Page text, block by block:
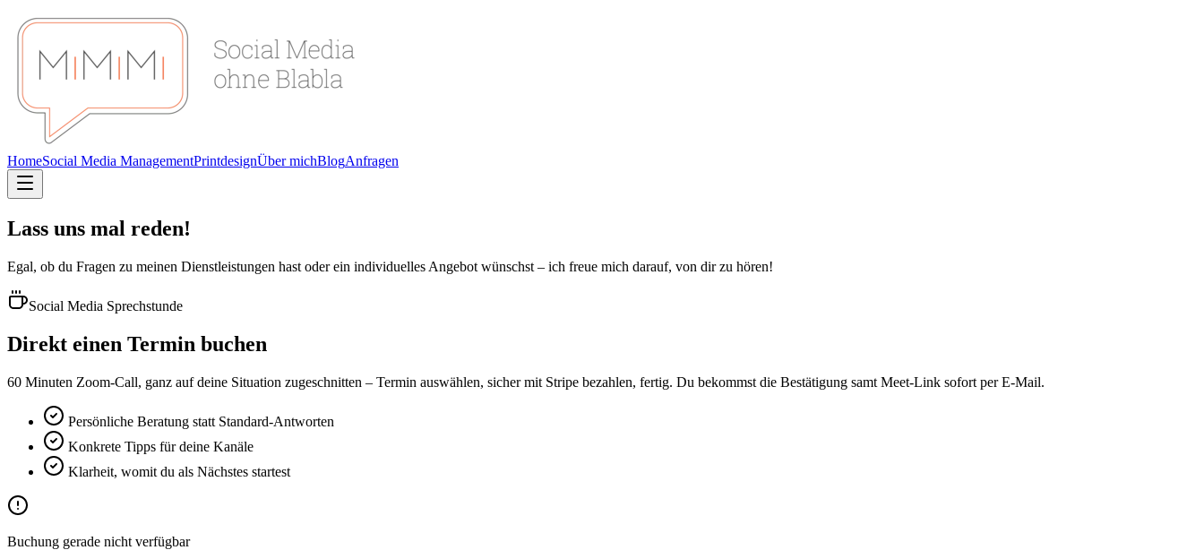
HomeSocial Media ManagementPrintdesignÜber michBlogAnfragen
Lass uns mal reden!
Egal, ob du Fragen zu meinen Dienstleistungen hast oder ein individuelles Angebot wünschst – ich freue mich darauf, von dir zu hören!
Social Media Sprechstunde
Direkt einen Termin buchen
60 Minuten Zoom-Call, ganz auf deine Situation zugeschnitten – Termin auswählen, sicher mit Stripe bezahlen, fertig. Du bekommst die Bestätigung samt Meet-Link sofort per E-Mail.
Persönliche Beratung statt Standard-Antworten
Konkrete Tipps für deine Kanäle
Klarheit, womit du als Nächstes startest
Buchung gerade nicht verfügbar